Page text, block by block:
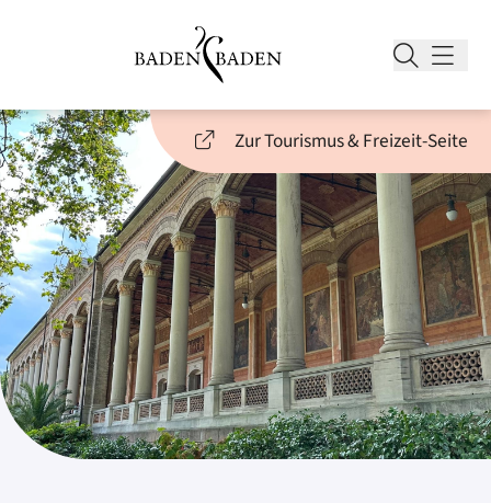
Zur Tourismus & Freizeit-Seite